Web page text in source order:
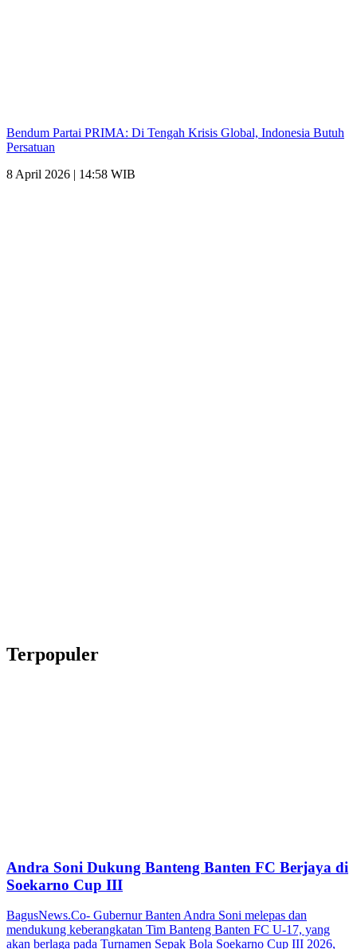
Bendum Partai PRIMA: Di Tengah Krisis Global, Indonesia Butuh
Persatuan
8 April 2026 | 14:58 WIB
Terpopuler
Andra Soni Dukung Banteng Banten FC Berjaya di
Soekarno Cup III
BagusNews.Co- Gubernur Banten Andra Soni melepas dan
mendukung keberangkatan Tim Banteng Banten FC U-17, yang
akan berlaga pada Turnamen Sepak Bola Soekarno Cup III 2026,